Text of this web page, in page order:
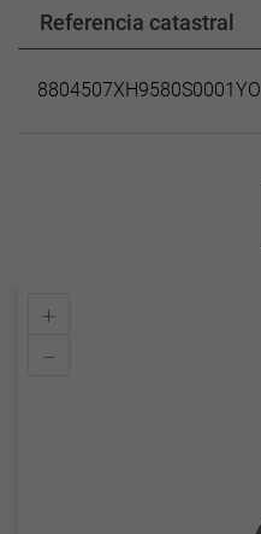
Referencia catastral
8804507XH9580S0001YO
+
–